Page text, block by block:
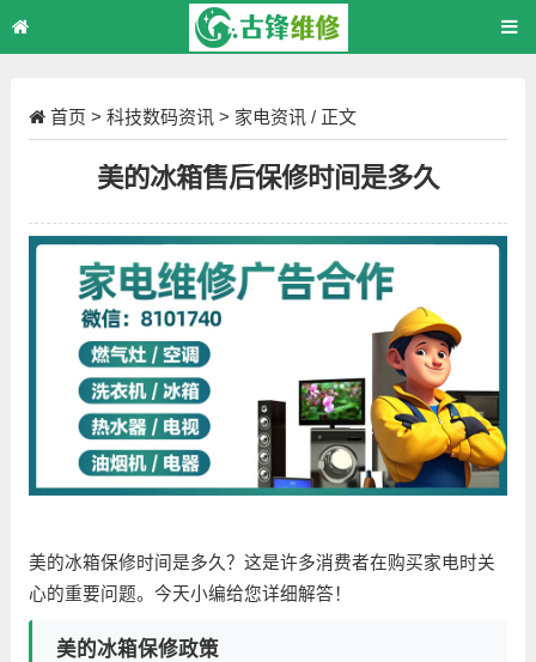
首页 > 科技数码资讯 > 家电资讯 / 正文
美的冰箱售后保修时间是多久
美的冰箱保修时间是多久？这是许多消费者在购买家电时关
心的重要问题。今天小编给您详细解答！
美的冰箱保修政策